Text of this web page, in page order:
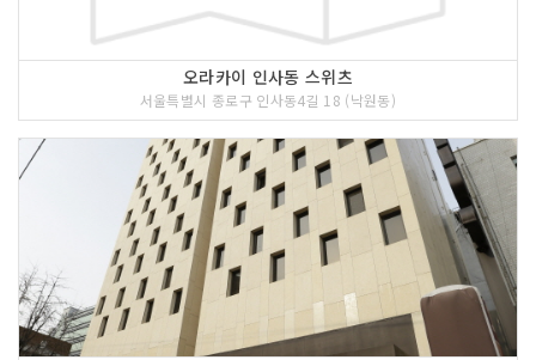
오라카이 인사동 스위츠
서울특별시 종로구 인사동4길 18 (낙원동)